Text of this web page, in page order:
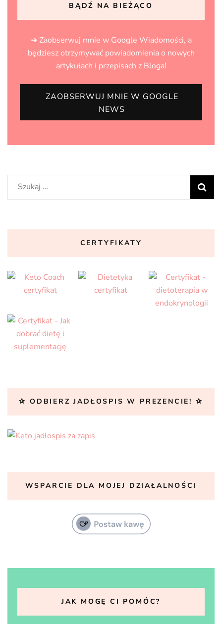
BĄDŹ NA BIEŻĄCO
➜ Zaobserwuj mnie w Google Wiadomości, a
będziesz otrzymywać powiadomienia o nowych
artykułach i przepisach z Bloga!
ZAOBSERWUJ MNIE W GOOGLE
NEWS
Szukaj:
CERTYFIKATY
✰ ODBIERZ JADŁOSPIS W PREZENCIE! ✰
WSPARCIE DLA MOJEJ DZIAŁALNOŚCI
JAK MOGĘ CI POMÓC?